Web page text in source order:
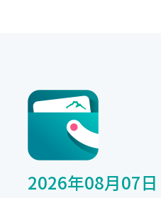
2026年08月07